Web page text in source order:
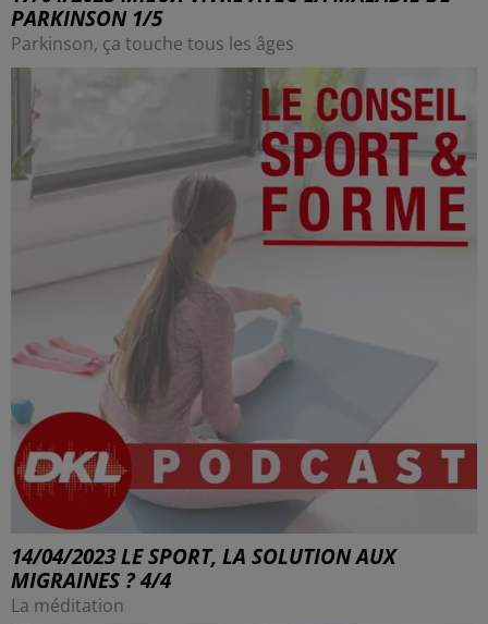
PARKINSON 1/5
Parkinson, ça touche tous les âges
14/04/2023 LE SPORT, LA SOLUTION AUX
MIGRAINES ? 4/4
La méditation